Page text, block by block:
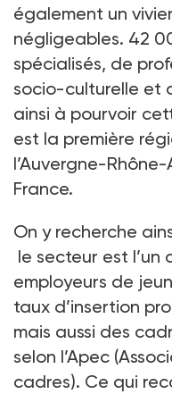
également un
négligeables. 42
spécialisés, de
socio-culturelle et
ainsi à pourvoir
est la première
l’Auvergne-
France.
On y recherche
le secteur est l’un
employeurs de
taux d’insertion
mais aussi des
selon l’Apec (
cadres). Ce qui